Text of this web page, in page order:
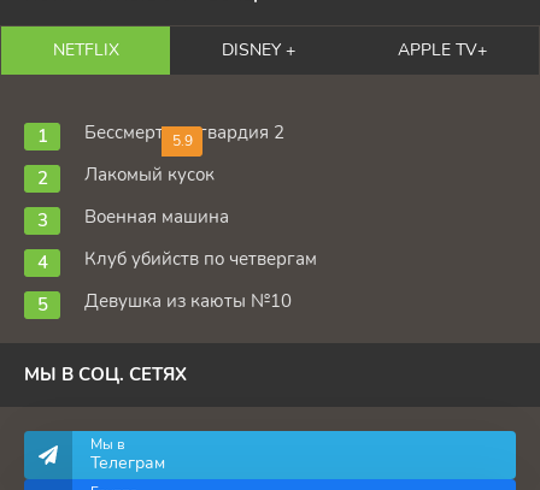
NETFLIX DISNEY + APPLE TV+
5.9
Бессмертная гвардия 2
Лакомый кусок
Военная машина
Клуб убийств по четвергам
Девушка из каюты №10
МЫ В СОЦ. СЕТЯХ
Мы в
Телеграм